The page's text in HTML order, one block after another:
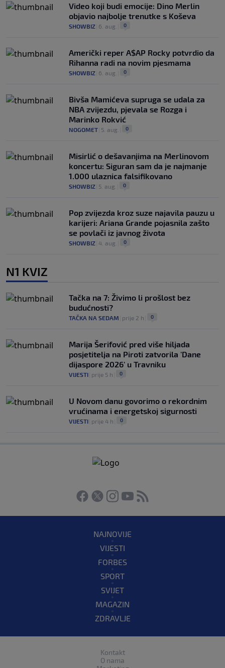
Video koji budi emocije: Dino Merlin
objavio najbolje trenutke s Koševa
SHOWBIZ 6. aug. 0
Američki reper A$AP Rocky potvrdio da
Rihanna radi na novim pjesmama
SHOWBIZ 6. aug. 0
Bivša Mamićeva supruga se udala za
NBA zvijezdu, pjevala se Rozga i
Marinko Rokvić
NOGOMET 5. aug. 0
Misirlić o dešavanjima na Merlinovom
koncertu: Siguran sam da je najmanje
1.000 ulaznica falsifikovano
SHOWBIZ 5. aug. 0
Pop zvijezda kroz suze najavila pauzu u
karijeri: Ariana Grande pojasnila zašto
se povlači iz javnog života
SHOWBIZ 4. aug. 0
N1 KVIZ
Tačka na 7: Živimo li prošlost bez
budućnosti?
TAČKA NA SEDAM prije 2 h 0
Marija Šerifović pred više hiljada
posjetitelja na Piroti zatvorila 'Dane
dijaspore 2026' u Travniku
VIJESTI prije 5 h 0
U Novom danu govorimo o rekordnim
vrućinama i energetskoj sigurnosti
VIJESTI prije 4 h 0
NAJNOVIJE
VIJESTI
FORBES
SPORT
SVIJET
MAGAZIN
ZDRAVLJE
Kontakt
O nama